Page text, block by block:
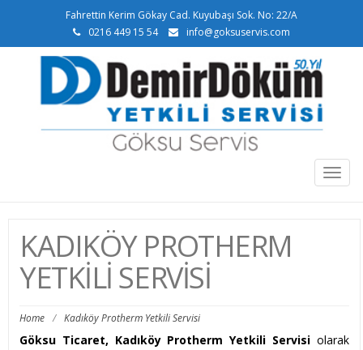
Fahrettin Kerim Gökay Cad. Kuyubaşı Sok. No: 22/A
0216 449 15 54
info@goksuservis.com
KADIKÖY PROTHERM
YETKILI SERVISI
Home / Kadıköy Protherm Yetkili Servisi
Göksu Ticaret, Kadıköy Protherm Yetkili Servisi olarak